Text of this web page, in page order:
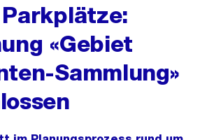
«Gebiet
Sammlung»